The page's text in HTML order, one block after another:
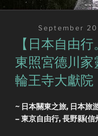
Posted
on
September
【日本自由
東照宮德川家
輪王寺大獻院
~ 日本關東之旅, 日本旅
– 東京自由行,長野縣(信